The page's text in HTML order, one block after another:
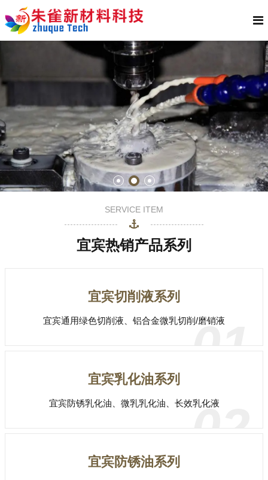
SERVICE ITEM
宜宾热销产品系列
宜宾切削液系列
宜宾通用绿色切削液、铝合金微乳切削/磨销液
01
宜宾乳化油系列
宜宾防锈乳化油、微乳乳化油、长效乳化液
02
宜宾防锈油系列